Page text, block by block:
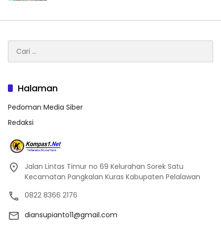
untuk:
Halaman
Pedoman Media Siber
Redaksi
Jalan Lintas Timur no 69 Kelurahan Sorek Satu
Kecamatan Pangkalan Kuras Kabupaten Pelalawan
0822 8366 2176
diansupianto11@gmail.com